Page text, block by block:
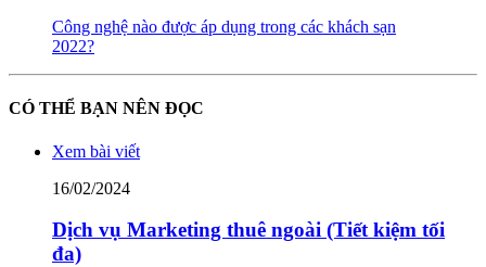
Công nghệ nào được áp dụng trong các khách sạn
2022?
CÓ THỂ BẠN NÊN ĐỌC
Xem bài viết
16/02/2024
Dịch vụ Marketing thuê ngoài (Tiết kiệm tối
đa)